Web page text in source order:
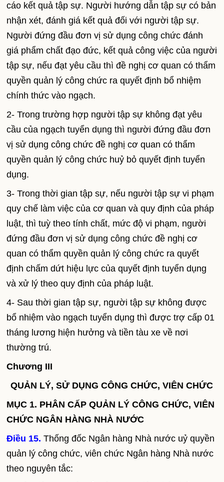
cáo kết quả tập sự. Người hướng dẫn tập sự có bản
nhận xét, đánh giá kết quả đối với người tập sự.
Người đứng đầu đơn vị sử dụng công chức đánh
giá phẩm chất đạo đức, kết quả công việc của người
tập sự, nếu đạt yêu cầu thì đề nghị cơ quan có thẩm
quyền quản lý công chức ra quyết định bổ nhiệm
chính thức vào ngạch.
2- Trong trường hợp người tập sự không đạt yêu
cầu của ngạch tuyển dụng thì người đứng đầu đơn
vị sử dụng công chức đề nghị cơ quan có thẩm
quyền quản lý công chức huỷ bỏ quyết định tuyển
dụng.
3- Trong thời gian tập sự, nếu người tập sự vi phạm
quy chế làm việc của cơ quan và quy định của pháp
luật, thì tuỳ theo tính chất, mức độ vi phạm, người
đứng đầu đơn vị sử dụng công chức đề nghị cơ
quan có thẩm quyền quản lý công chức ra quyết
định chấm dứt hiệu lực của quyết định tuyển dụng
và xử lý theo quy định của pháp luật.
4- Sau thời gian tập sự, người tập sự không được
bổ nhiệm vào ngạch tuyển dụng thì được trợ cấp 01
tháng lương hiện hưởng và tiền tàu xe về nơi
thường trú.
Chương III
QUẢN LÝ, SỬ DỤNG CÔNG CHỨC, VIÊN CHỨC
MỤC 1. PHÂN CẤP QUẢN LÝ CÔNG CHỨC, VIÊN
CHỨC NGÂN HÀNG NHÀ NƯỚC
Điều 15.Thống đốc Ngân hàng Nhà nước uỷ quyền
quản lý công chức, viên chức Ngân hàng Nhà nước
theo nguyên tắc: